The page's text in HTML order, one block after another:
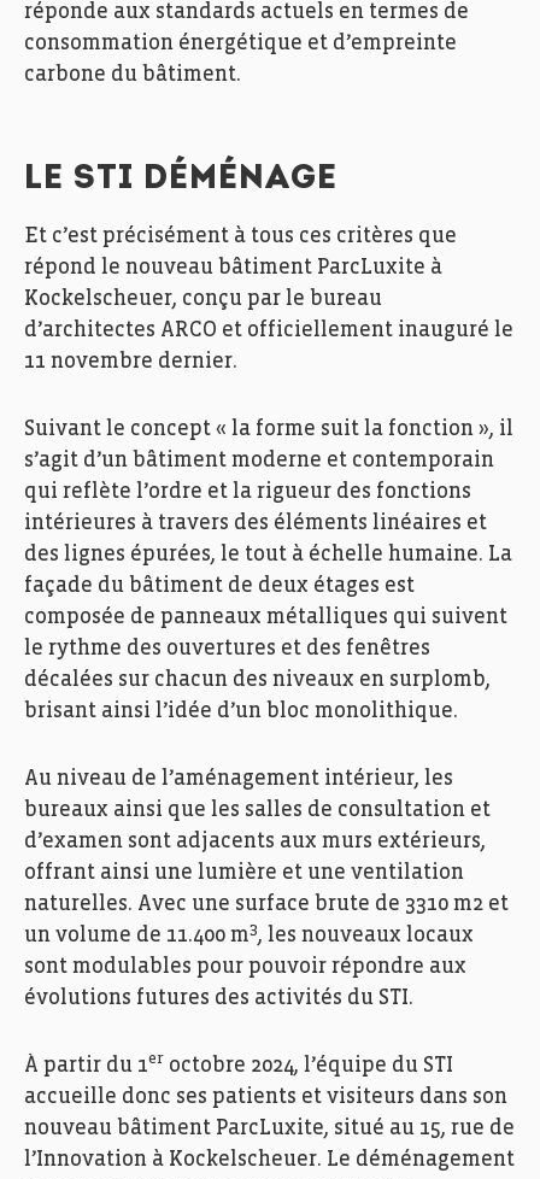
réponde aux standards actuels en termes de
consommation énergétique et d’empreinte
carbone du bâtiment.
LE STI DÉMÉNAGE
Et c’est précisément à tous ces critères que
répond le nouveau bâtiment ParcLuxite à
Kockelscheuer, conçu par le bureau
d’architectes ARCO et officiellement inauguré le
11 novembre dernier.
Suivant le concept « la forme suit la fonction », il
s’agit d’un bâtiment moderne et contemporain
qui reflète l’ordre et la rigueur des fonctions
intérieures à travers des éléments linéaires et
des lignes épurées, le tout à échelle humaine. La
façade du bâtiment de deux étages est
composée de panneaux métalliques qui suivent
le rythme des ouvertures et des fenêtres
décalées sur chacun des niveaux en surplomb,
brisant ainsi l’idée d’un bloc monolithique.
Au niveau de l’aménagement intérieur, les
bureaux ainsi que les salles de consultation et
d’examen sont adjacents aux murs extérieurs,
offrant ainsi une lumière et une ventilation
naturelles. Avec une surface brute de 3310 m2 et
un volume de 11.400 m3, les nouveaux locaux
sont modulables pour pouvoir répondre aux
évolutions futures des activités du STI.
À partir du 1er octobre 2024, l’équipe du STI
accueille donc ses patients et visiteurs dans son
nouveau bâtiment ParcLuxite, situé au 15, rue de
l’Innovation à Kockelscheuer. Le déménagement